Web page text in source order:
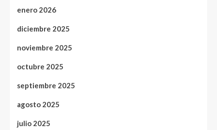
enero 2026
diciembre 2025
noviembre 2025
octubre 2025
septiembre 2025
agosto 2025
julio 2025